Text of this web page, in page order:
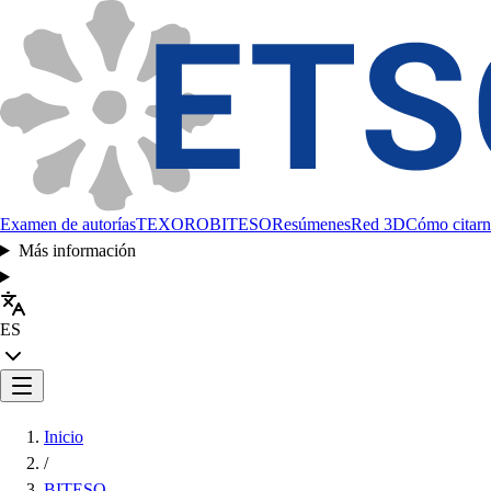
Examen de autoríasTEXOROBITESOResúmenesRed 3DCómo
Más información
ES
Inicio
/